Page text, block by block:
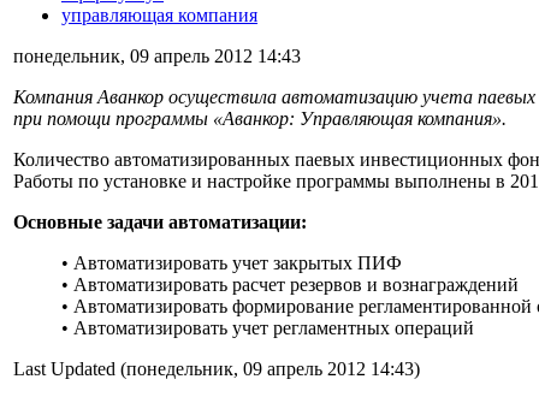
управляющая компания
понедельник, 09 апрель 2012 14:43
Компания Аванкор осуществила автоматизацию учета
при помощи программы «Аванкор: Управляющая компания».
Количество автоматизированных паевых инвестиционных
Работы по установке и настройке программы выполнены в
Основные задачи автоматизации:
• Автоматизировать учет закрытых ПИФ
• Автоматизировать расчет резервов и вознаграждений
• Автоматизировать формирование регламентированной
• Автоматизировать учет регламентных операций
Last Updated (понедельник, 09 апрель 2012 14:43)